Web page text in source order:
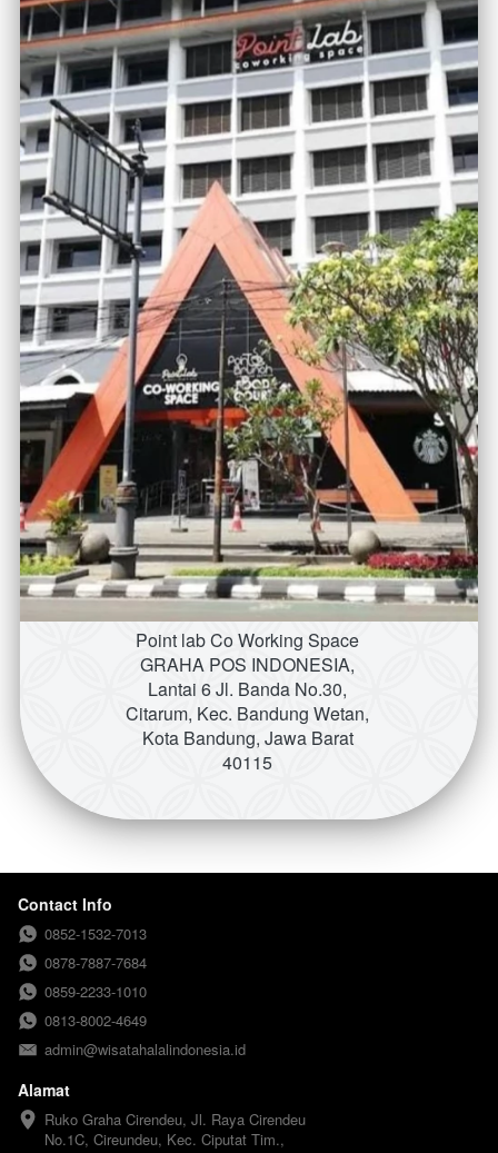
Point lab Co Working Space
GRAHA POS INDONESIA,
Lantai 6 Jl. Banda No.30,
Citarum, Kec. Bandung Wetan,
Kota Bandung, Jawa Barat
40115
Contact Info
0852-1532-7013
0878-7887-7684
0859-2233-1010
0813-8002-4649
admin@wisatahalalindonesia.id
Alamat
Ruko Graha Cirendeu, Jl. Raya Cirendeu
No.1C, Cireundeu, Kec. Ciputat Tim.,